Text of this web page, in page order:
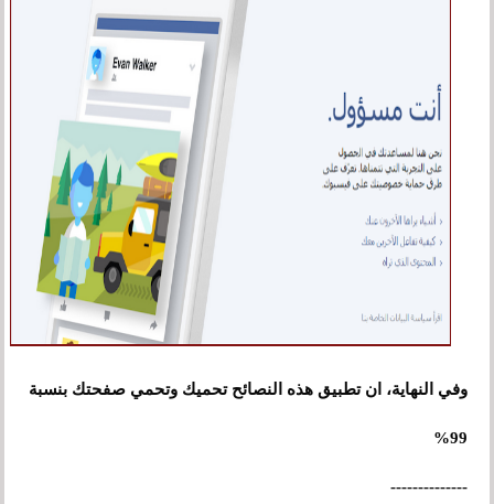
وفي النهاية، ان تطبيق هذه النصائح تحميك وتحمي صفحتك بنسبة
99%
--------------